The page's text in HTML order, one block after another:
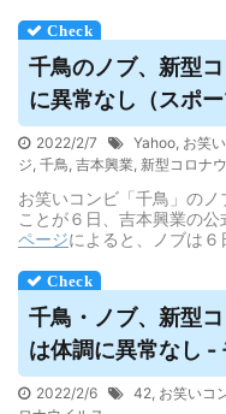
千鳥のノブ、新型
に異常なし（スポ
2022/2/7 Yahoo, お笑
ジ, 千鳥, 吉本興業, 新型コロナ
お笑いコンビ「千鳥」のノ
ことが６日、吉本興業の公
ページによると、ノブは６
千鳥・ノブ、新型
は体調に異常なし -
2022/2/6 42, お笑いコ